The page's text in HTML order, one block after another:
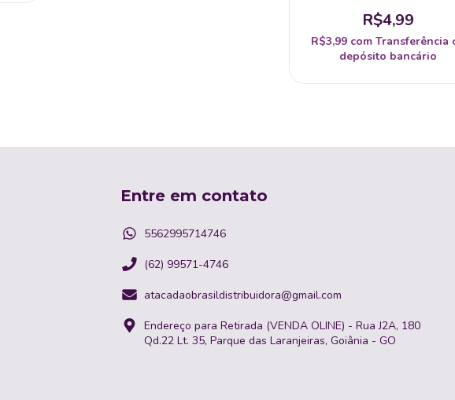
R$4,99
R$3,99 com Transferência
depósito bancário
Entre em contato
5562995714746
(62) 99571-4746
atacadaobrasildistribuidora@gmail.com
Endereço para Retirada (VENDA OLINE) - Rua J2A, 180
Qd.22 Lt. 35, Parque das Laranjeiras, Goiânia - GO